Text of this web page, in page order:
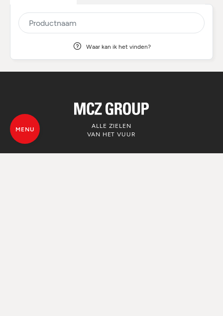
Waar kan ik het vinden?
ALLE ZIELEN
VAN HET VUUR
MENU